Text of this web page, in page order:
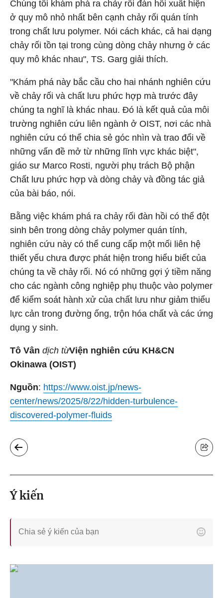
Chúng tôi khám phá ra chảy rối đàn hồi xuất hiện
ở quy mô nhỏ nhất bên cạnh chảy rối quán tính
trong chất lưu polymer. Nói cách khác, cả hai dạng
chảy rối tồn tại trong cùng dòng chảy nhưng ở các
quy mô khác nhau", TS. Garg giải thích.
"Khám phá này bắc cầu cho hai nhánh nghiên cứu
về chảy rối và chất lưu phức hợp mà trước đây
chúng ta nghĩ là khác nhau. Đó là kết quả của môi
trường nghiên cứu liên ngành ở OIST, nơi các nhà
nghiên cứu có thể chia sẻ góc nhìn và trao đổi về
những vấn đề mở từ những lĩnh vực khác biệt",
giáo sư Marco Rosti, người phụ trách Bộ phận
Chất lưu phức hợp và dòng chảy và đồng tác giả
của bài báo, nói.
Bằng việc khám phá ra chảy rối đàn hồi có thể đột
sinh bên trong dòng chảy polymer quán tính,
nghiên cứu này có thể cung cấp một mối liên hệ
thiết yếu chưa được phát hiện trong hiểu biết của
chúng ta về chảy rối. Nó có những gợi ý tiềm năng
cho các ngành công nghiệp phụ thuộc vào polymer
để kiểm soát hành xử của chất lưu như giảm thiểu
lực cản trong đường ống, trộn hóa chất và các ứng
dụng y sinh.
Tô Vân dịch từViện nghiên cứu KH&CN
Okinawa (OIST)
Nguồn: https://www.oist.jp/news-
center/news/2025/8/22/hidden-turbulence-
discovered-polymer-fluids
Ý kiến